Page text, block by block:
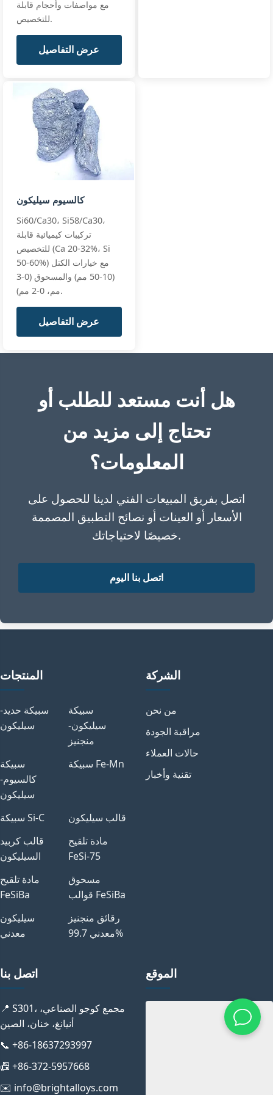
مع مواصفات وأحجام قابلة
للتخصيص.
عرض التفاصيل
كالسيوم سيليكون
Si60/Ca30، Si58/Ca30،
تركيبات كيميائية قابلة
للتخصيص (Ca 20-32%، Si
50-60%) مع خيارات الكتل
(10-50 مم) والمسحوق (0-3
مم، 0-2 مم).
عرض التفاصيل
هل أنت مستعد للطلب أو
تحتاج إلى مزيد من
المعلومات؟
اتصل بفريق المبيعات الفني لدينا للحصول على
الأسعار أو العينات أو نصائح التطبيق المصممة
خصيصًا لاحتياجاتك.
اتصل بنا اليوم
المنتجات
سبيكة حديد-
سيليكون
سبيكة
سيليكون-
منجنيز
سبيكة
كالسيوم-
سيليكون
سبيكة Fe-Mn
سبيكة Si-C
قالب سيليكون
قالب كربيد
السيليكون
مادة تلقيح
FeSi-75
مادة تلقيح
FeSiBa
مسحوق
قوالب FeSiBa
سيليكون
معدني
رقائق منجنيز
معدني 99.7%
الشركة
من نحن
مراقبة الجودة
حالات العملاء
تقنية وأخبار
اتصل بنا
📍 S301، مجمع كوجو الصناعي،
أنيانغ، خنان، الصين
📞 +86-18637293997
📠 +86-372-5957668
✉️ info@brightalloys.com
الموقع